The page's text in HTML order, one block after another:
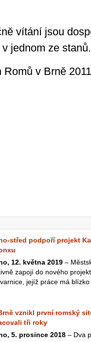
vítání jsou
jednom ze stanů.
v Brně
střed podpoří projekt
12. května 2019 –
zapojí do nového
jejíž práce má
vznikl první romský
tři roky
5. prosince 2018 – Dva